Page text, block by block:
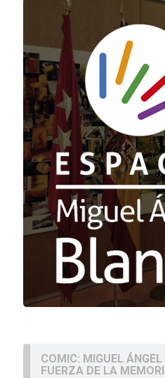
COMIC: MIGUEL
FUERZA DE LA